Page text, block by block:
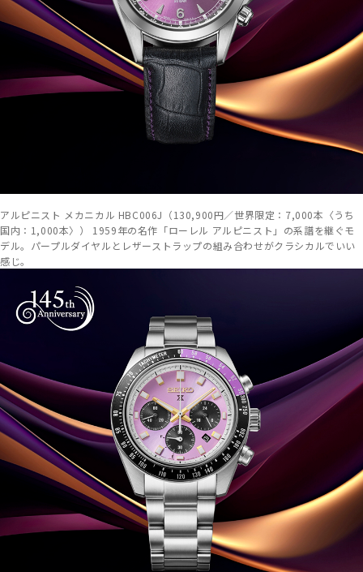
アルピニスト メカニカル HBC006J（130,900円／世界限定：7,000本〈うち
国内：1,000本〉） 1959年の名作「ローレル アルピニスト」の系譜を継ぐモ
デル。パープルダイヤルとレザーストラップの組み合わせがクラシカルでいい
感じ。